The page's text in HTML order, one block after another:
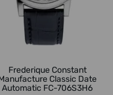
Frederique Constant
Classic Date
Automatic FC-706S3H6